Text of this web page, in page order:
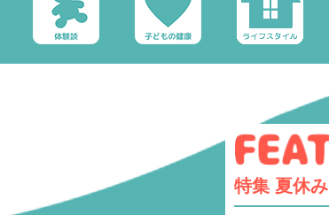
特集 夏休み